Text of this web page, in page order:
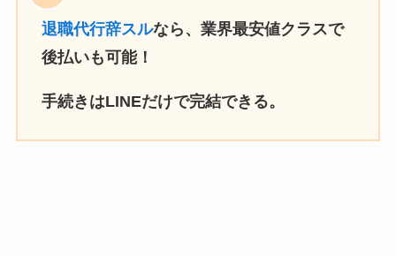
退職代行辞スルなら、業界最安値クラスで
後払いも可能！
手続きはLINEだけで完結できる。